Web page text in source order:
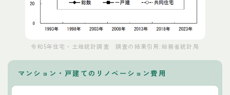
令和5年住宅・土地統計調査 調査の結果引用:総務省統計局
マンション・戸建てのリノベーション費用